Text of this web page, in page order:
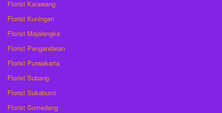
Florist Karawang
Florist Kuningan
Florist Majalengka
Florist Pangandaran
Florist Purwakarta
Florist Subang
Florist Sukabumi
Florist Sumedang